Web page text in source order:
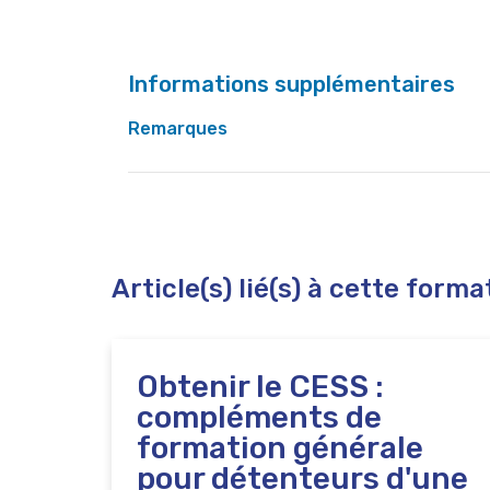
Informations supplémentaires
Remarques
CESS organisé en amont voirfiche 9210
Article(s) lié(s) à cette
Obtenir le CESS :
compléments de
formation générale
pour détenteurs d'une